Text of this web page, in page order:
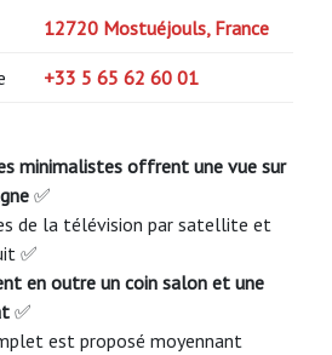
12720 Mostuéjouls, France
+33 5 65 62 60 01
minimalistes offrent une vue sur
✅
de la télévision par satellite et
✅
en outre un coin salon et une
✅
est proposé moyennant